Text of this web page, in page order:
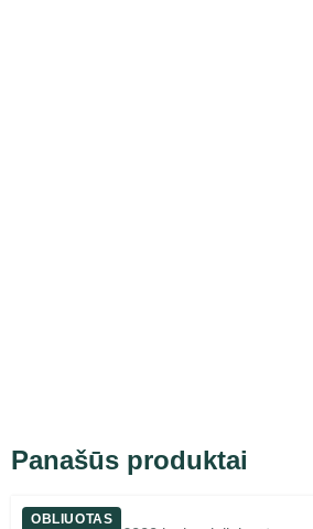
Panašūs produktai
OBLIUOTAS